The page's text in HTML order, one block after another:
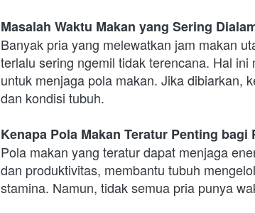
Masalah Waktu Makan yang Sering
Banyak pria yang melewatkan jam makan
terlalu sering ngemil tidak terencana. Hal
untuk menjaga pola makan. Jika dibiarkan,
dan kondisi tubuh.
Kenapa Pola Makan Teratur Penting bagi
Pola makan yang teratur dapat menjaga
dan produktivitas, membantu tubuh
stamina. Namun, tidak semua pria punya